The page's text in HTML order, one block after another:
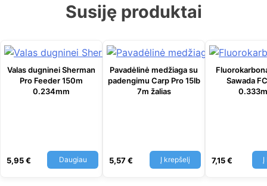
Susiję produktai
Valas dugninei Sherman
Pro Feeder 150m
0.234mm
5,95€ Daugiau
Pavadėlinė medžiaga su
padengimu Carp Pro 15lb
7m žalias
5,57€ Į krepšelį
Sawada
7,15€ Į